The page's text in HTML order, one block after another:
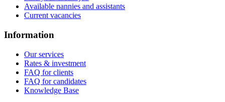
Available nannies and assistants
Current vacancies
Information
Our services
Rates & investment
FAQ for clients
FAQ for candidates
Knowledge Base